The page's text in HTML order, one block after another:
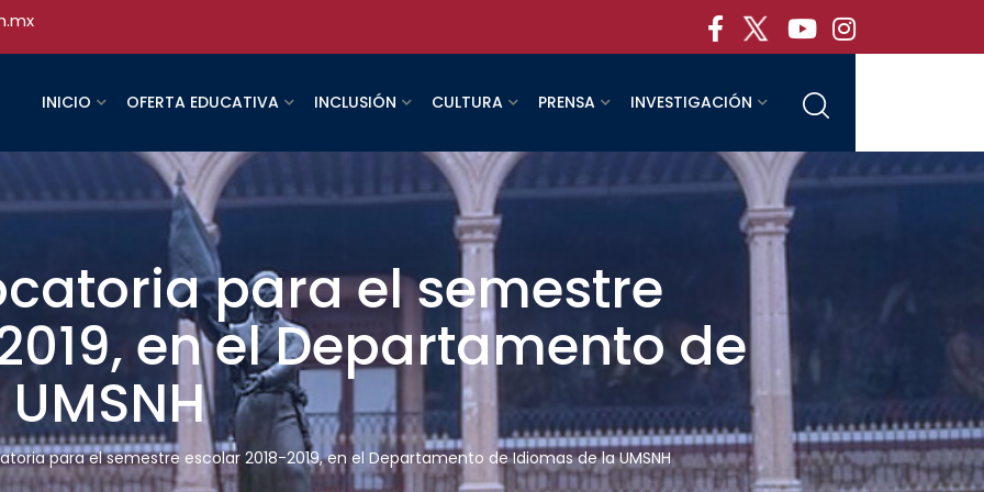
INICIO OFERTA EDUCATIVA INCLUSIÓN CULTURA PRENSA INVESTIGACIÓN
para el semestre
en el Departamento de
para el semestre escolar 2018-2019, en el Departamento de Idiomas de la UMSNH